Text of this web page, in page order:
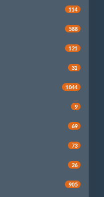
114
588
121
31
1044
9
69
73
26
905